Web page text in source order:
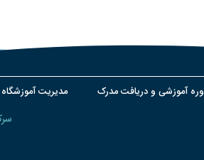
آموزشی و دریافت مدرک
مدیریت